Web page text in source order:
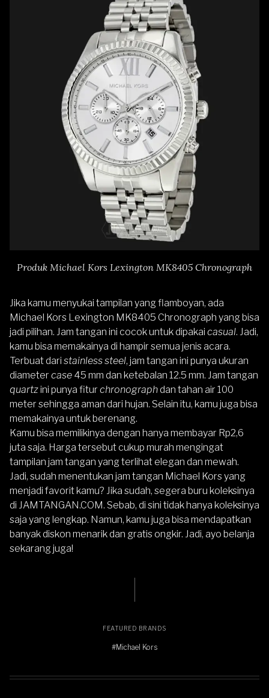
Produk Michael Kors Lexington MK8405 Chronograph
Jika kamu menyukai tampilan yang flamboyan, ada
Michael Kors Lexington MK8405 Chronograph yang bisa
jadi pilihan. Jam tangan ini cocok untuk dipakai casual. Jadi,
kamu bisa memakainya di hampir semua jenis acara.
Terbuat dari stainless steel, jam tangan ini punya ukuran
diameter case 45 mm dan ketebalan 12.5 mm. Jam tangan
quartzini punya fitur chronographdan tahan air 100
meter sehingga aman dari hujan. Selain itu, kamu juga bisa
memakainya untuk berenang.
Kamu bisa memilikinya dengan hanya membayar Rp2,6
juta saja. Harga tersebut cukup murah mengingat
tampilan jam tangan yang terlihat elegan dan mewah.
Jadi, sudah menentukan jam tangan Michael Korsyang
menjadi favorit kamu? Jika sudah, segera buru koleksinya
di JAMTANGAN.COM. Sebab, di sini tidak hanya koleksinya
saja yang lengkap. Namun, kamu juga bisa mendapatkan
banyak diskon menarik dan gratis ongkir. Jadi, ayo belanja
sekarang juga!
FEATURED BRANDS
#Michael Kors